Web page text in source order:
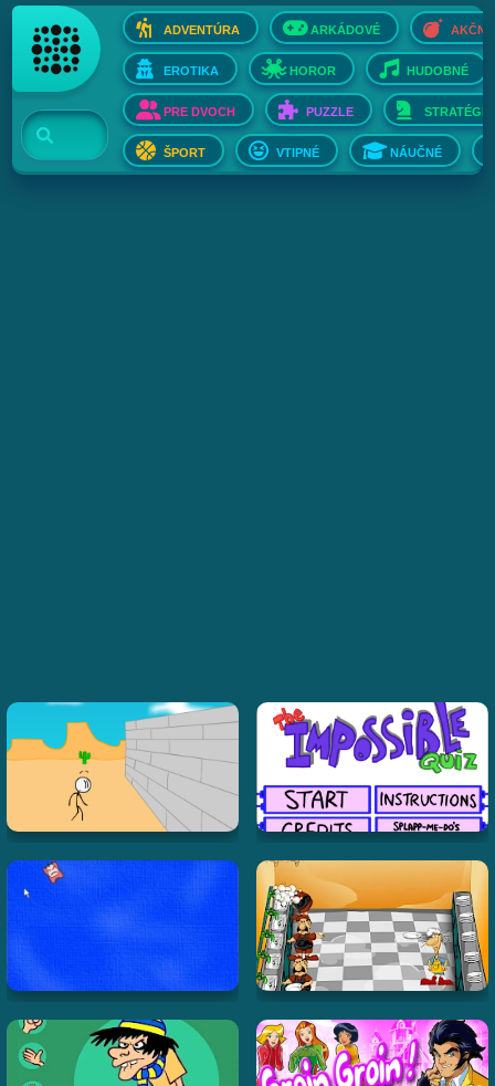
ADVENTÚRA ARKÁDOVÉ AKČNÉ
EROTIKA HOROR HUDOBNÉ
PRE DVOCH PUZZLE STRATÉGIE
ŠPORT VTIPNÉ NÁUČNÉ